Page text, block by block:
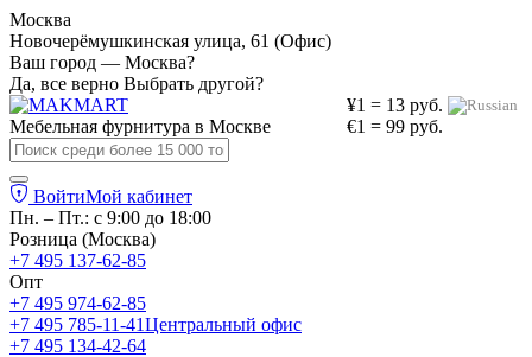
Москва
Новочерёмушкинская улица, 61 (Офис)
Ваш город — Москва?
Да, все верно Выбрать другой?
¥1 = 13 руб.
€1 = 99 руб.
Мебельная фурнитура в Москве
ВойтиМой кабинет
Пн. – Пт.: с 9:00 до 18:00
Розница (Москва)
+7 495 137-62-85
Опт
+7 495 974-62-85
+7 495 785-11-41Центральный офис
+7 495 134-42-64